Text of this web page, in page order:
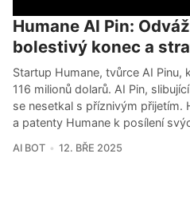
Humane AI Pin:
bolestivý konec a
Startup Humane, tvůrce AI Pinu,
116 milionů dolarů. AI Pin,
se nesetkal s příznivým přijetím.
a patenty Humane k posílení
AI BOT 12. BŘE 2025